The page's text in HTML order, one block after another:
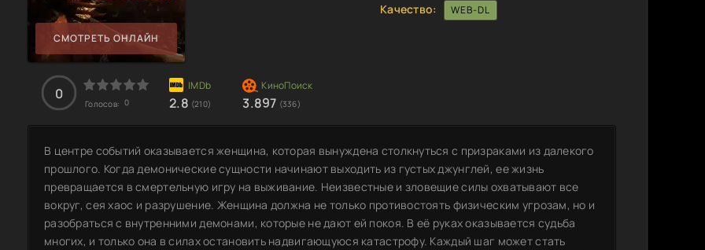
СМОТРЕТЬ ОНЛАЙН
Качество:
WEB-DL
0
Голосов: 0 2.8 (210) 3.897 (336)
В центре событий оказывается женщина, которая вынуждена столкнуться с призраками из далекого
прошлого. Когда демонические сущности начинают выходить из густых джунглей, ее жизнь
превращается в смертельную игру на выживание. Неизвестные и зловещие силы охватывают все
вокруг, сея хаос и разрушение. Женщина должна не только противостоять физическим угрозам, но и
разобраться с внутренними демонами, которые не дают ей покоя. В её руках оказывается судьба
многих, и только она в силах остановить надвигающуюся катастрофу. Каждый шаг может стать